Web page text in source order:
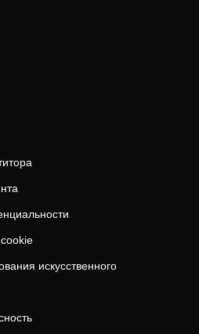
искусственного